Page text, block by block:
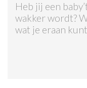
SHOPS
ACTIES & KORTING
Heb jij een
wakker wordt?
wat je eraan